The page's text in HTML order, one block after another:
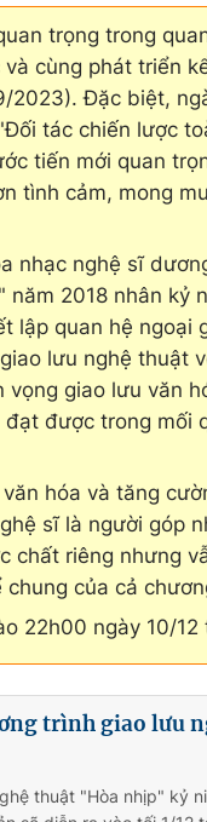
trọng trong
cùng phát triển
2023). Đặc biệt,
tác chiến lược
tiến mới quan
tình cảm, mong
nhạc nghệ sĩ
2018 nhân kỷ
lập quan hệ ngoại
lưu nghệ thuật
giao lưu văn
được trong mối
hóa và tăng
sĩ là người góp
chất riêng nhưng
của cả
22h00 ngày 10/12
trình giao lưu
thuật "Hòa nhịp" kỷ